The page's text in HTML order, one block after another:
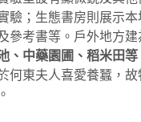
驗；生態書房則展示本
參考書等。戶外地方建
、中藥園圃、稻米田等
何東夫人喜愛養蠶，